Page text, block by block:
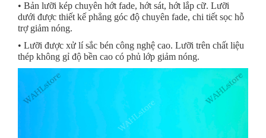
• Bản lưỡi kép chuyên hớt fade, hớt sát, hớt lắp cữ. Lưỡi
dưới được thiết kế phẳng góc độ chuyên fade, chi tiết sọc hỗ
trợ giảm nóng.
• Lưỡi được xử lí sắc bén công nghệ cao. Lưỡi trên chất liệu
thép không gỉ độ bền cao có phủ lớp giảm nóng.